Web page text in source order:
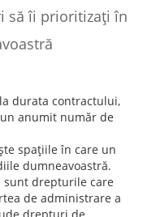
să îi prioritizați în
durata contractului,
anumit număr de
spațiile în care un
dumneavoastră.
sunt drepturile care
de administrare a